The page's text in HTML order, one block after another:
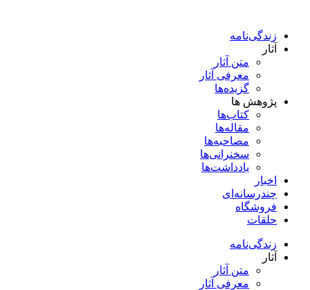
محتوا
زندگی‌نامه
آثار
متن آثار
معرفی آثار
گزیده‌ها
پژوهش ها
کتاب‌ها
مقاله‌ها
مصاحبه‌ها
سخنرانی‌ها
یادداشت‌ها
اخبار
چندرسانه‌ای
فروشگاه
حلقات
زندگی‌نامه
آثار
متن آثار
معرفی آثار